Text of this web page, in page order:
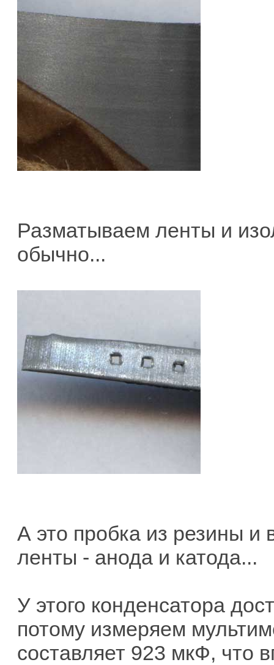
Разматываем ленты и
обычно...
А это пробка из резины
ленты - анода и катода...
У этого конденсатора
потому измеряем
составляет 923 мкФ, что